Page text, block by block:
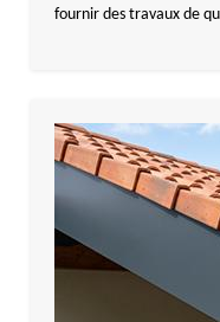
fournir des travaux de